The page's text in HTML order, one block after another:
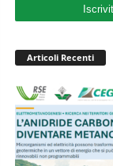
Articoli Recenti